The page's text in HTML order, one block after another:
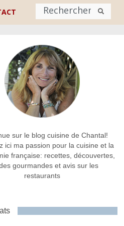
Nom
*
sur le blog cuisine de Chantal!
ici ma passion pour la cuisine et la
française: recettes, découvertes,
gourmandes et avis sur les
restaurants